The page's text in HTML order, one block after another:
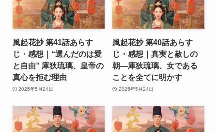
風起花抄 第41話あらす
じ・感想｜“選んだのは愛
と自由” 庫狄琉璃、皇帝の
真心を拒む理由
2025年5月24日
風起花抄 第40話あらす
じ・感想｜真実と赦しの
朝―庫狄琉璃、女である
ことを全てに明かす
2025年5月24日